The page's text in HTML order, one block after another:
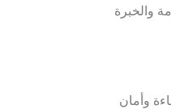
والخبرة
وأمان